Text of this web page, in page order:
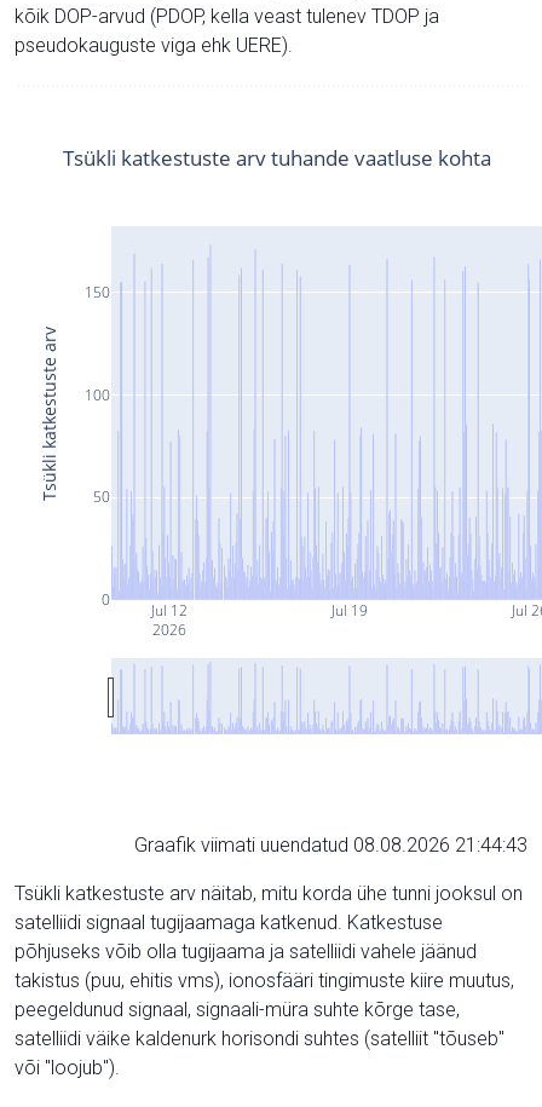
kõik DOP-arvud (PDOP, kella veast tulenev TDOP ja
pseudokauguste viga ehk UERE).
Jul 12
2026
Jul 19 Jul
0
50
100
150
Tsükli katkestuste arv tuhande vaatluse kohta
Tsükli katkestuste arv
Graafik viimati uuendatud 08.08.2026 21:44:43
Tsükli katkestuste arv näitab, mitu korda ühe tunni jooksul on
satelliidi signaal tugijaamaga katkenud. Katkestuse
põhjuseks võib olla tugijaama ja satelliidi vahele jäänud
takistus (puu, ehitis vms), ionosfääri tingimuste kiire muutus,
peegeldunud signaal, signaali-müra suhte kõrge tase,
satelliidi väike kaldenurk horisondi suhtes (satelliit "tõuseb"
või "loojub").